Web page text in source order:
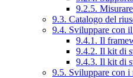
9.2.5.
9.3. Catalogo del
9.4. Sviluppare con
9.4.1. Il
9.4.2. Il kit di
9.4.3. Il kit di
9.5. Sviluppare con